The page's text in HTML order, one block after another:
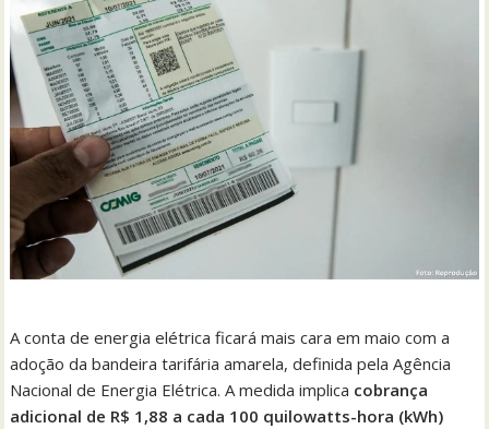
A conta de energia elétrica ficará mais cara em maio com a
adoção da bandeira tarifária amarela, definida pela Agência
Nacional de Energia Elétrica. A medida implica cobrança
adicional de R$ 1,88 a cada 100 quilowatts-hora (kWh)